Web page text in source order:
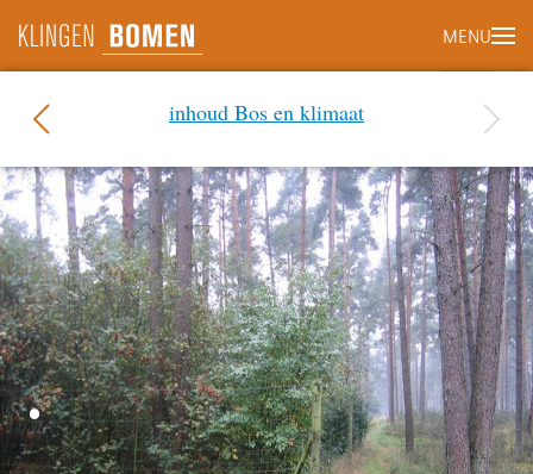
Terug naar hoofdinhoud
MENU
inhoud Bos en klimaat
•